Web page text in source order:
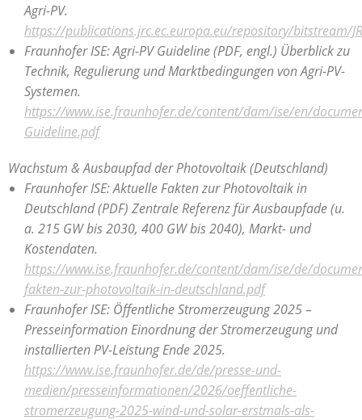
Agri-PV.
https://publications.jrc.ec.europa.eu/repository/bitstream/
Fraunhofer ISE: Agri-PV Guideline (PDF, engl.) Überblick zu
Technik, Regulierung und Marktbedingungen von Agri-PV-
Systemen.
https://www.ise.fraunhofer.de/content/dam/ise/en/
Guideline.pdf
Wachstum & Ausbaupfad der Photovoltaik (Deutschland)
Fraunhofer ISE: Aktuelle Fakten zur Photovoltaik in
Deutschland (PDF) Zentrale Referenz für Ausbaupfade (u.
a. 215 GW bis 2030, 400 GW bis 2040), Markt- und
Kostendaten.
https://www.ise.fraunhofer.de/content/dam/ise/de/
fakten-zur-photovoltaik-in-deutschland.pdf
Fraunhofer ISE: Öffentliche Stromerzeugung 2025 –
PresseinformationEinordnung der Stromerzeugung und
installierten PV-Leistung Ende 2025.
https://www.ise.fraunhofer.de/de/presse-und-
medien/presseinformationen/2026/oeffentliche-
stromerzeugung-2025-wind-und-solar-erstmals-als-